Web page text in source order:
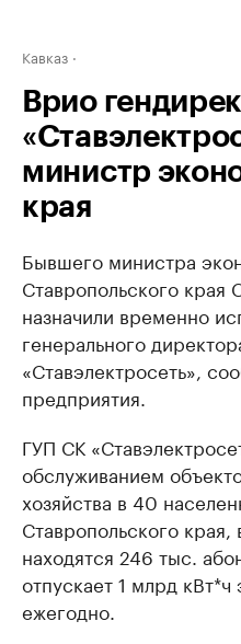
Кавказ
Врио
министр
края
Бывшего министра
Ставропольского края
назначили временно
генерального
«Ставэлектросеть»,
предприятия.
ГУП СК
обслуживанием
хозяйства в 40
Ставропольского края,
находятся 246 тыс.
отпускает 1 млрд
ежегодно.